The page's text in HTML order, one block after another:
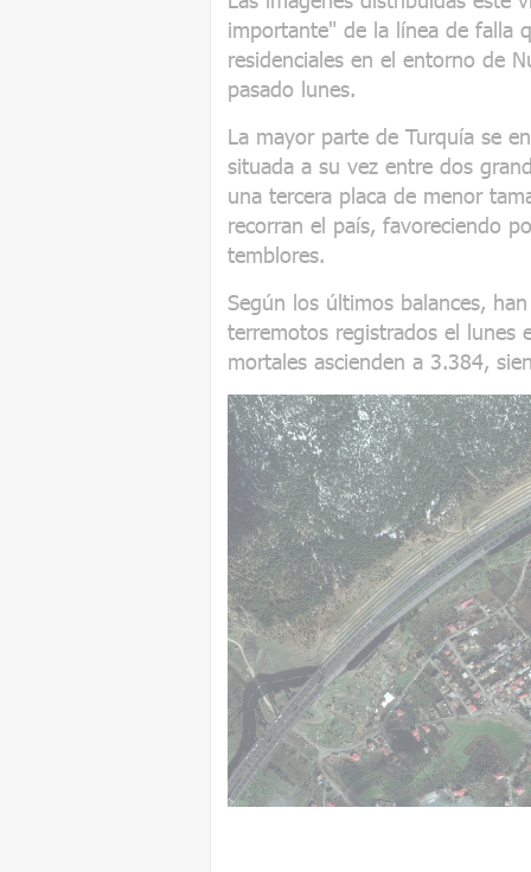
importante" de la línea de falla
residenciales en el entorno de
pasado lunes.
La mayor parte de Turquía se
situada a su vez entre dos
una tercera placa de menor
recorran el país, favoreciendo
temblores.
Según los últimos balances,
terremotos registrados el lunes
mortales ascienden a 3.384,